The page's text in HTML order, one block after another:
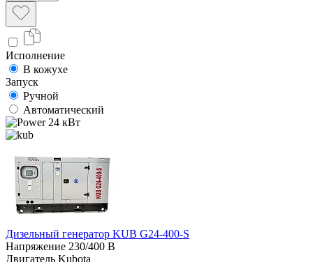
Исполнение
В кожухе
Запуск
Ручной
Автоматический
24 кВт
Дизельный генератор KUB G24-400-S
Напряжение 230/400 В
Двигатель Kubota